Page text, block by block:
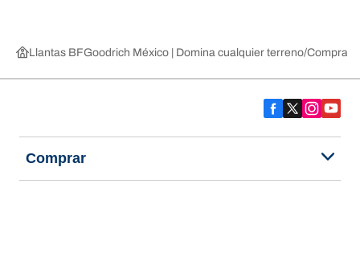
Llantas BFGoodrich México | Domina cualquier terreno Compra
Comprar